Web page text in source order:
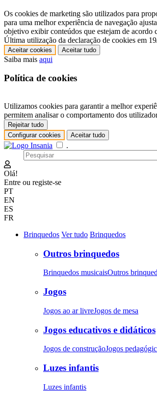
Os cookies de marketing são utilizados para
para uma melhor experiência de navegação
objetivo exibir conteúdos que estejam de acordo
Última utilização da declaração de cookies em
Aceitar cookies Aceitar tudo
Saiba mais aqui
Política de cookies
Utilizamos cookies para garantir a melhor
permitem analisar o comportamento dos
Rejeitar tudo
Configurar cookies
Aceitar tudo
.
Olá!
Entre ou registe-se
PT
EN
ES
FR
Brinquedos Ver tudo Brinquedos
Outros brinquedos
Brinquedos musicaisOutros
Jogos
Jogos ao ar livreJogos de mesa
Jogos educativos e didáticos
Jogos de construçãoJogos
Luzes infantis
Luzes infantis